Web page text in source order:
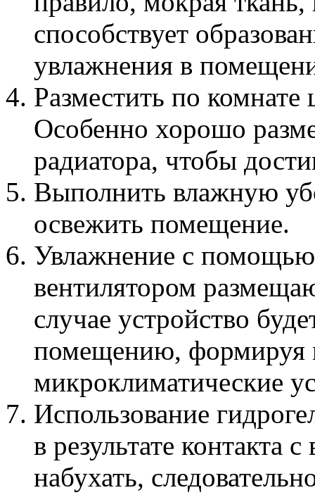
способствует
увлажнения в
Разместить по
Особенно хорошо
радиатора, чтобы
Выполнить влажную
освежить помещение.
Увлажнение с помощью
вентилятором
случае устройство
помещению, формируя
микроклиматические
Использование
в результате контакта
набухать,